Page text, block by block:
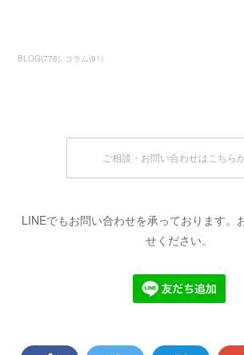
BLOG(778) コラム(91)
ご相談・お問い合わせはこちら
LINEでもお問い合わせを承っております。
せください。